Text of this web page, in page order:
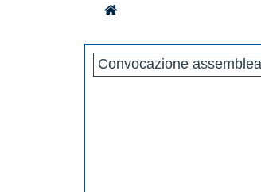
Convocazione